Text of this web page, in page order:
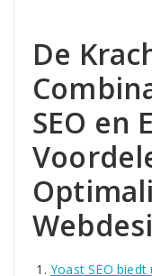
De
SEO en
Yoast SEO